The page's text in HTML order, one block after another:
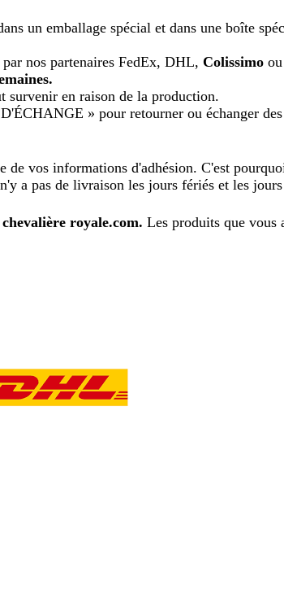
un emballage spécial et dans une boîte
nos partenaires FedEx, DHL, Colissimoou
survenir en raison de la production.
» pour retourner ou échanger des
de vos informations d'adhésion. C'est
a pas de livraison les jours fériés et les
chevalière royale.com. Les produits que vous